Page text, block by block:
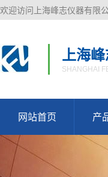
欢迎访问上海峰志仪器有限公
上海
SHANGHAI
网站首页 产